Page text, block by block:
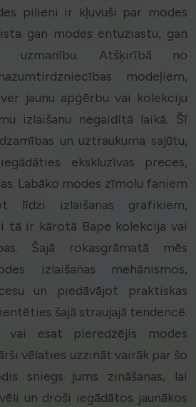
pilieni ir kļuvuši par modes
gan modes entuziastu, gan
uzmanību. Atšķirībā no
modeļiem,
jaunu apģērbu vai kolekciju
izlaišanu negaidītā laikā. Šī
un uztraukuma sajūtu,
ekskluzīvas preces,
Labāko modes zīmolu faniem
līdzi izlaišanas grafikiem,
tā ir kārotā Bape kolekcija vai
Šajā rokasgrāmatā mēs
izlaišanas mehānismos,
un piedāvājot praktiskas
šajā straujajā tendencē.
esat pieredzējis modes
vēlaties uzzināt vairāk par šo
sniegs jums zināšanas, lai
un droši iegādātos jaunākos